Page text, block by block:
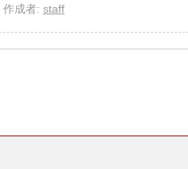
作成者: staff